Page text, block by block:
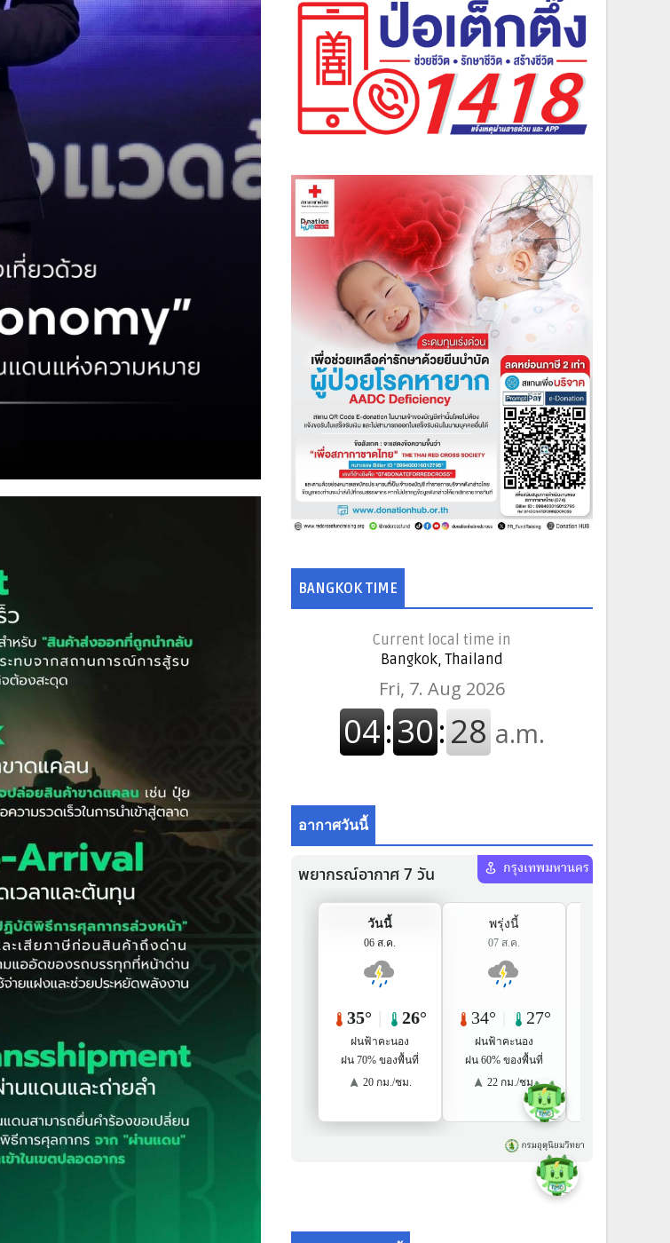
BANGKOK TIME
Current local time in
Bangkok, Thailand
อากาศวันนี้